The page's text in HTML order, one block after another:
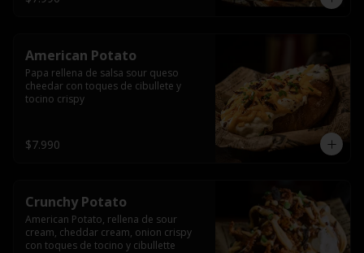
American Potato
Papa rellena de salsa sour queso
cheedar con toques de cibullete y
tocino crispy
$7.990
Crunchy Potato
American Potato, rellena de sour
cream, cheddar cream, onion crispy
con toques de tocino y cibullette